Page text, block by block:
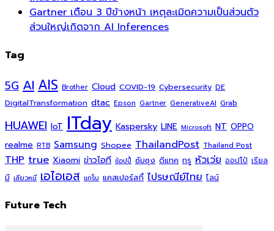
Gartner เตือน 3 ปีข้างหน้า เหตุละเมิดความเป็นส่วนตัว
ส่วนใหญ่เกิดจาก AI Inferences
Tag
5G AI AIS Brother Cloud COVID-19 Cybersecurity DE
DigitalTransformation dtac Epson Gartner GenerativeAI Grab
HUAWEI IoT ITday Kaspersky LINE Microsoft NT OPPO
realme RTB Samsung Shopee ThailandPost Thailand Post
THP true Xiaomi ข่าวไอที ช้อปปี้ ซัมซุง ดีแทค ทรู หัวเว่ย ออปโป้ เรียล
มี เสียวหมี่ เอไอเอส แกร็บ แคสเปอร์สกี้ ไปรษณีย์ไทย ไลน์
Future Tech